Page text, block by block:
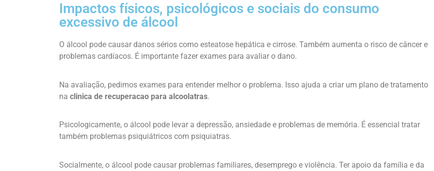
Impactos físicos, psicológicos e sociais do consumo
excessivo de álcool
O álcool pode causar danos sérios como esteatose hepática e cirrose. Também aumenta o risco de câncer e
problemas cardíacos. É importante fazer exames para avaliar o dano.
Na avaliação, pedimos exames para entender melhor o problema. Isso ajuda a criar um plano de tratamento
na clinica de recuperacao para alcoolatras.
Psicologicamente, o álcool pode levar a depressão, ansiedade e problemas de memória. É essencial tratar
também problemas psiquiátricos com psiquiatras.
Socialmente, o álcool pode causar problemas familiares, desemprego e violência. Ter apoio da família e da